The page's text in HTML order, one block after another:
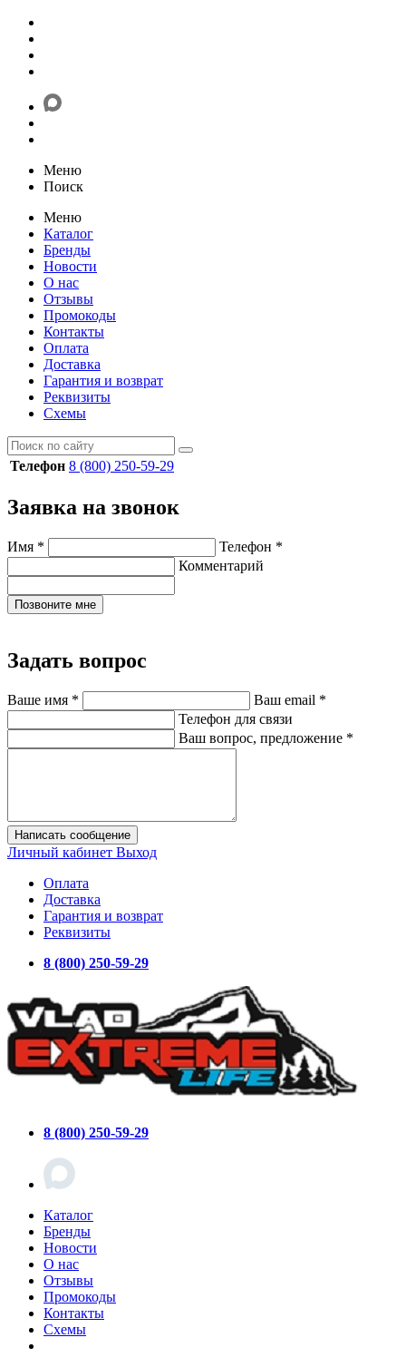
Меню
Поиск
Меню
Каталог
Бренды
Новости
О нас
Отзывы
Промокоды
Контакты
Оплата
Доставка
Гарантия и возврат
Реквизиты
Схемы
Телефон 8 (800) 250-59-29
Заявка на звонок
Имя * Телефон *
Комментарий
Позвоните мне
Задать вопрос
Ваше имя * Ваш email *
Телефон для связи
Ваш вопрос, предложение *
Написать сообщение
Личный кабинет Выход
Оплата
Доставка
Гарантия и возврат
Реквизиты
8 (800) 250-59-29
8 (800) 250-59-29
Каталог
Бренды
Новости
О нас
Отзывы
Промокоды
Контакты
Схемы